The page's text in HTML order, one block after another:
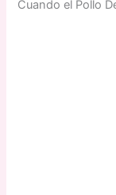
Cuando el Pollo